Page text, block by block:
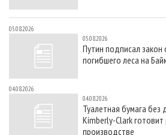
05.08.2026
05.08.2026
Путин подписал
погибшего леса на
04.08.2026
04.08.2026
Туалетная бумага без
Kimberly-Clark
производстве